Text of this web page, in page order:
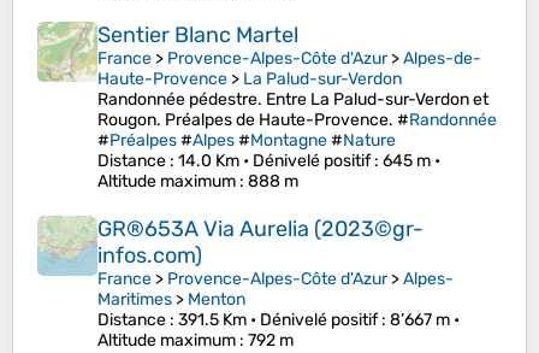
Sentier Blanc Martel
France > Provence-Alpes-Côte d'Azur>Alpes-de-
Haute-Provence > La Palud-sur-Verdon
Randonnée pédestre. Entre La Palud-sur-Verdon et
Rougon. Préalpes de Haute-Provence. #Randonnée
#Préalpes#Alpes#Montagne#Nature
Distance : 14.0 Km • Dénivelé positif: 645 m •
Altitude maximum : 888 m
GR®653A Via Aurelia (2023©gr-
infos.com)
France > Provence-Alpes-Côte d'Azur>Alpes-
Maritimes > Menton
Distance : 391.5 Km • Dénivelé positif: 8’667 m •
Altitude maximum : 792 m